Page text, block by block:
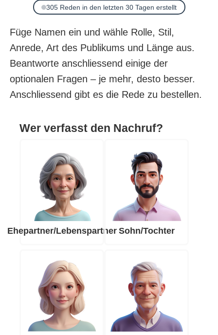
305 Reden in den letzten 30 Tagen erstellt
Füge Namen ein und wähle Rolle, Stil,
Anrede, Art des Publikums und Länge aus.
Beantworte anschliessend einige der
optionalen Fragen – je mehr, desto besser.
Anschliessend gibt es die Rede zu bestellen.
Wer verfasst den Nachruf?
Ehepartner/Lebenspartner Sohn/Tochter